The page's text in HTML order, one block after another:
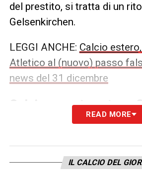
del prestito, si tratta di un
Gelsenkirchen.
LEGGI ANCHE: Calcio
Atletico al (nuovo) passo
news del 31 dicembre
Calciomercato estero,
Ramos-PSG: nuove
READ MORE
IL CALCIO DEL